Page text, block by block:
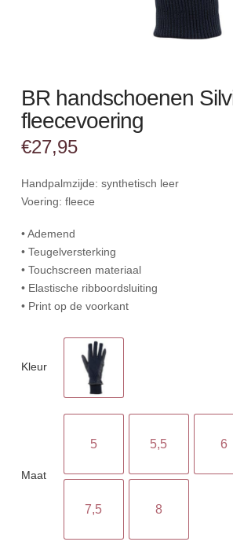
BR handschoenen
fleecevoering
€27,95
Handpalmzijde: synthetisch leer
Voering: fleece
• Ademend
• Teugelversterking
• Touchscreen materiaal
• Elastische ribboordsluiting
• Print op de voorkant
Kleur
Maat
5 5,5 6
7,5 8